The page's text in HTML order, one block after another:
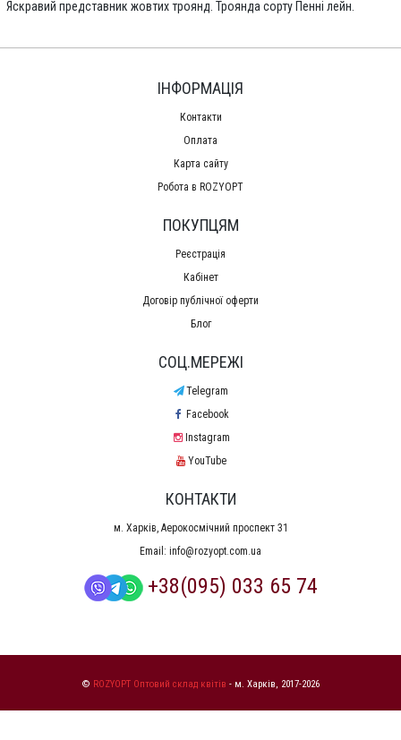
Яскравий представник жовтих троянд. Троянда сорту Пенні лейн.
ІНФОРМАЦІЯ
Контакти
Оплата
Карта сайту
Робота в ROZYOPT
ПОКУПЦЯМ
Реєстрація
Кабінет
Договір публічної оферти
Блог
СОЦ.МЕРЕЖІ
Telegram
Facebook
Instagram
YouTube
КОНТАКТИ
м. Харків, Аерокосмічний проспект 31
Email: info@rozyopt.com.ua
+38(095) 033 65 74
© ROZYOPT Оптовий склад квітів - м. Харків, 2017-2026